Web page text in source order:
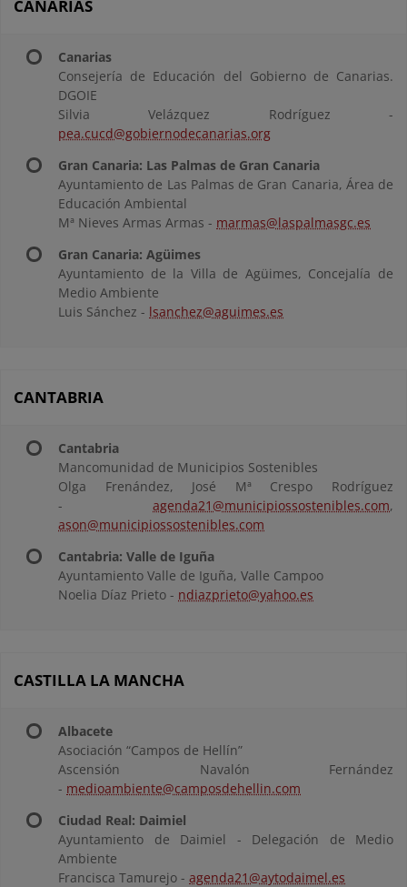
CANARIAS
Canarias
Consejería de Educación del Gobierno de Canarias.
DGOIE
Silvia Velázquez Rodríguez -
pea.cucd@gobiernodecanarias.org
Gran Canaria: Las Palmas de Gran Canaria
Ayuntamiento de Las Palmas de Gran Canaria, Área de
Educación Ambiental
Mª Nieves Armas Armas - marmas@laspalmasgc.es
Gran Canaria: Agüimes
Ayuntamiento de la Villa de Agüimes, Concejalía de
Medio Ambiente
Luis Sánchez - lsanchez@aguimes.es
CANTABRIA
Cantabria
Mancomunidad de Municipios Sostenibles
Olga Frenández, José Mª Crespo Rodríguez
- agenda21@municipiossostenibles.com,
ason@municipiossostenibles.com
Cantabria: Valle de Iguña
Ayuntamiento Valle de Iguña, Valle Campoo
Noelia Díaz Prieto - ndiazprieto@yahoo.es
CASTILLA LA MANCHA
Albacete
Asociación “Campos de Hellín”
Ascensión Navalón Fernández
- medioambiente@camposdehellin.com
Ciudad Real: Daimiel
Ayuntamiento de Daimiel - Delegación de Medio
Ambiente
Francisca Tamurejo - agenda21@aytodaimel.es